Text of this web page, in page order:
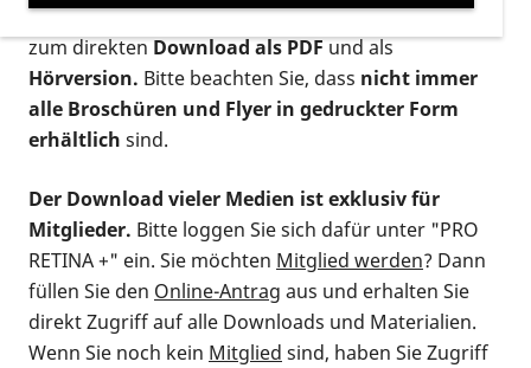
postalischen Bestellung als gedruckte Variante
zum direktenDownload als PDFund als
Hörversion. Bitte beachten Sie, dass nicht immer
alle Broschüren und Flyer in gedruckter Form
erhältlich sind.
Der Download vieler Medien ist exklusiv für
Mitglieder. Bitte loggen Sie sich dafür unter "PRO
RETINA +" ein. Sie möchten Mitglied werden? Dann
füllen Sie den Online-Antrag aus und erhalten Sie
direkt Zugriff auf alle Downloads und Materialien.
Wenn Sie noch kein Mitglied sind, haben Sie Zugriff